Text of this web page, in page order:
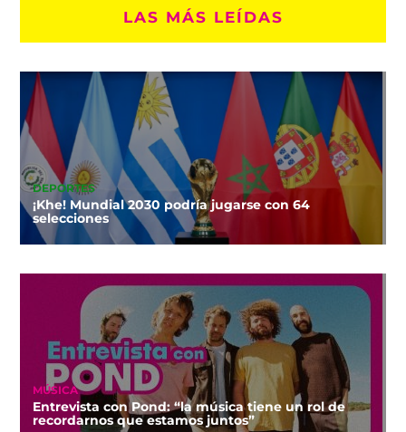
LAS MÁS LEÍDAS
DEPORTES
¡Khe! Mundial 2030 podría jugarse con 64
selecciones
MÚSICA
Entrevista con Pond: “la música tiene un rol de
recordarnos que estamos juntos”